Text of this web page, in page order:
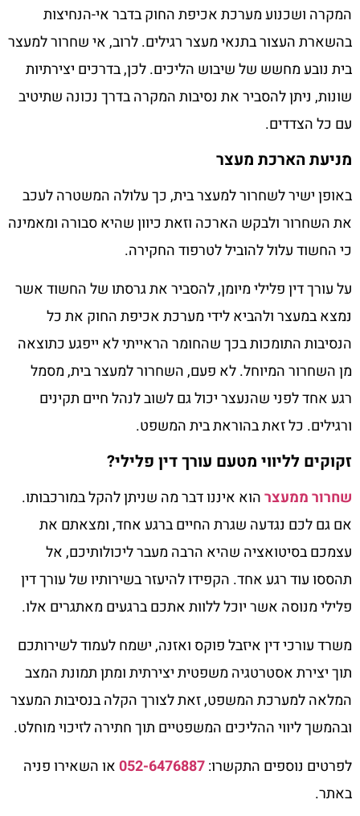
המקרה ושכנוע מערכת אכיפת החוק בדבר אי-הנחיצות
בהשארת העצור בתנאי מעצר רגילים. לרוב, אי שחרור למעצר
בית נובע מחשש של שיבוש הליכים. לכן, בדרכים יצירתיות
שונות, ניתן להסביר את נסיבות המקרה בדרך נכונה שתיטיב
עם כל הצדדים.
מניעת הארכת מעצר
באופן ישיר לשחרור למעצר בית, כך עלולה המשטרה לעכב
את השחרור ולבקש הארכה וזאת כיוון שהיא סבורה ומאמינה
כי החשוד עלול להוביל לטרפוד החקירה.
על עורך דין פלילי מיומן, להסביר את גרסתו של החשוד אשר
נמצא במעצר ולהביא לידי מערכת אכיפת החוק את כל
הנסיבות התומכות בכך שהחומר הראייתי לא ייפגע כתוצאה
מן השחרור המיוחל. לא פעם, השחרור למעצר בית, מסמל
רגע אחד לפני שהנעצר יכול גם לשוב לנהל חיים תקינים
ורגילים. כל זאת בהוראת בית המשפט.
זקוקים לליווי מטעם עורך דין פלילי?
שחרור ממעצרהוא איננו דבר מה שניתן להקל במורכבותו.
אם גם לכם נגדעה שגרת החיים ברגע אחד, ומצאתם את
עצמכם בסיטואציה שהיא הרבה מעבר ליכולותיכם, אל
תהססו עוד רגע אחד. הקפידו להיעזר בשירותיו של עורך דין
פלילי מנוסה אשר יוכל ללוות אתכם ברגעים מאתגרים אלו.
משרד עורכי דין איזבל פוקס ואזנה, ישמח לעמוד לשירותכם
תוך יצירת אסטרטגיה משפטית יצירתית ומתן תמונת המצב
המלאה למערכת המשפט, זאת לצורך הקלה בנסיבות המעצר
ובהמשך ליווי ההליכים המשפטיים תוך חתירה לזיכוי מוחלט.
לפרטים נוספים התקשרו:052-6476887או השאירו פניה
באתר.